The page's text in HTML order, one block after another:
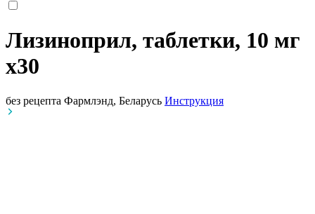
Лизиноприл, таблетки, 10 мг
x30
без рецепта Фармлэнд, Беларусь Инструкция